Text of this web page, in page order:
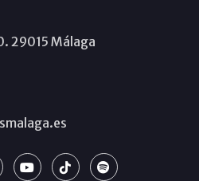
29015 Málaga